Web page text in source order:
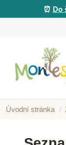
⏰ Do
Úvodní stránka